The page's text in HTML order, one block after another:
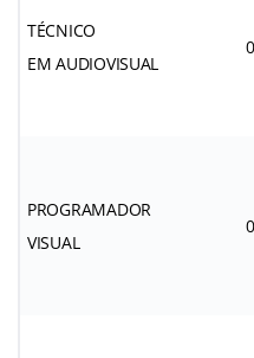
TÉCNICO
EM AUDIOVISUAL
PROGRAMADOR
VISUAL